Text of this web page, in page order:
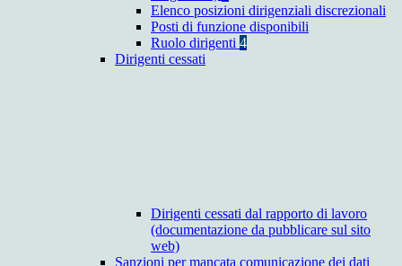
Elenco posizioni dirigenziali discrezionali
Posti di funzione disponibili
Ruolo dirigenti 4
Dirigenti cessati
Dirigenti cessati dal rapporto di lavoro
(documentazione da pubblicare sul sito
web)
Sanzioni per mancata comunicazione dei dati